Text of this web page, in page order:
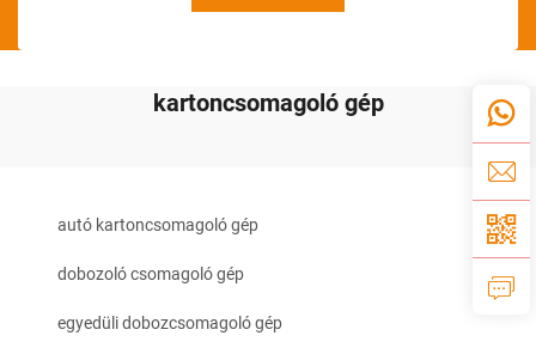
kartoncsomagoló gép
autó kartoncsomagoló gép
dobozoló csomagoló gép
egyedüli dobozcsomagoló gép